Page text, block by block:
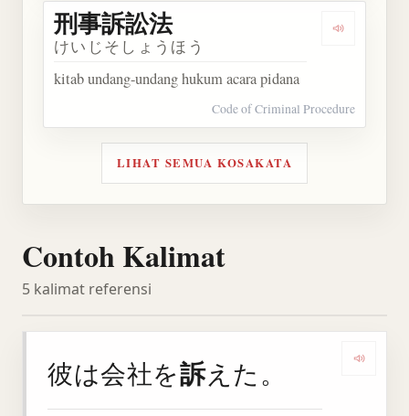
Dengarkan
刑事訴訟法
けいじそしょうほう
kitab undang-undang hukum acara pidana
Code of Criminal Procedure
LIHAT SEMUA KOSAKATA
Contoh Kalimat
5 kalimat referensi
彼は会社を訴えた。